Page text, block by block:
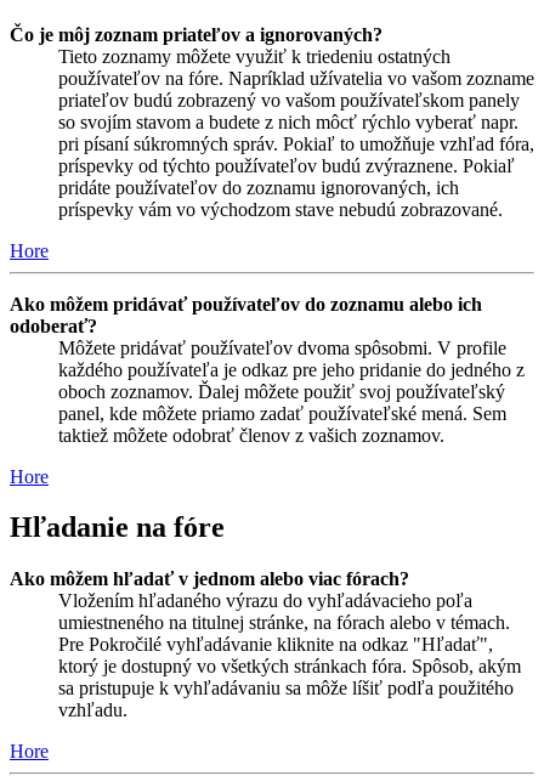
Čo je môj zoznam priateľov a ignorovaných?
Tieto zoznamy môžete využiť k triedeniu ostatných
používateľov na fóre. Napríklad užívatelia vo vašom zozname
priateľov budú zobrazený vo vašom používateľskom panely
so svojím stavom a budete z nich môcť rýchlo vyberať napr.
pri písaní súkromných správ. Pokiaľ to umožňuje vzhľad fóra,
príspevky od týchto používateľov budú zvýraznene. Pokiaľ
pridáte používateľov do zoznamu ignorovaných, ich
príspevky vám vo východzom stave nebudú zobrazované.
Hore
Ako môžem pridávať používateľov do zoznamu alebo ich
odoberať?
Môžete pridávať používateľov dvoma spôsobmi. V profile
každého používateľa je odkaz pre jeho pridanie do jedného z
oboch zoznamov. Ďalej môžete použiť svoj používateľský
panel, kde môžete priamo zadať používateľské mená. Sem
taktiež môžete odobrať členov z vašich zoznamov.
Hore
Hľadanie na fóre
Ako môžem hľadať v jednom alebo viac fórach?
Vložením hľadaného výrazu do vyhľadávacieho poľa
umiestneného na titulnej stránke, na fórach alebo v témach.
Pre Pokročilé vyhľadávanie kliknite na odkaz "Hľadať",
ktorý je dostupný vo všetkých stránkach fóra. Spôsob, akým
sa pristupuje k vyhľadávaniu sa môže líšiť podľa použitého
vzhľadu.
Hore